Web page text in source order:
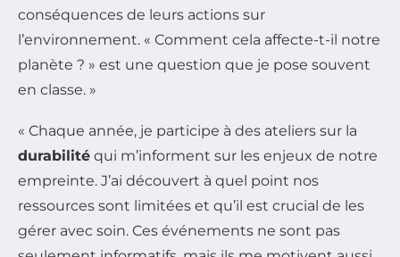
conséquences de leurs actions sur
l’environnement. « Comment cela affecte-t-il notre
planète ? » est une question que je pose souvent
en classe. »
« Chaque année, je participe à des ateliers sur la
durabilité qui m’informent sur les enjeux de notre
empreinte. J’ai découvert à quel point nos
ressources sont limitées et qu’il est crucial de les
gérer avec soin. Ces événements ne sont pas